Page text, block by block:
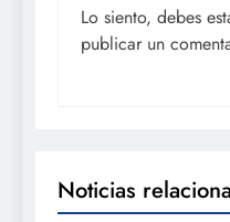
Lo siento, debes
publicar un
Noticias